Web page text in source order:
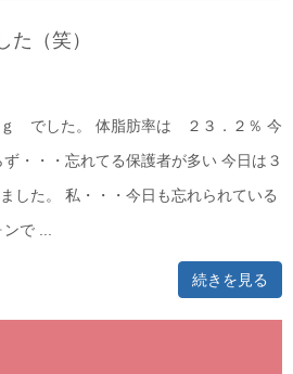
た（笑）
でした。 体脂肪率は ２３．２％ 今
・・・忘れてる保護者が多い 今日は３
した。 私・・・今日も忘れられている
ンで ...
続きを見る